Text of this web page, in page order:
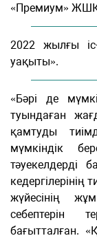
«Премиум»
2022 жылғы
уақыты».
«Бәрі де
туындаған
қамтуды
мүмкіндік
тәуекелдерді
кедергілерінің
жүйесінің
себептерін
бағытталған.